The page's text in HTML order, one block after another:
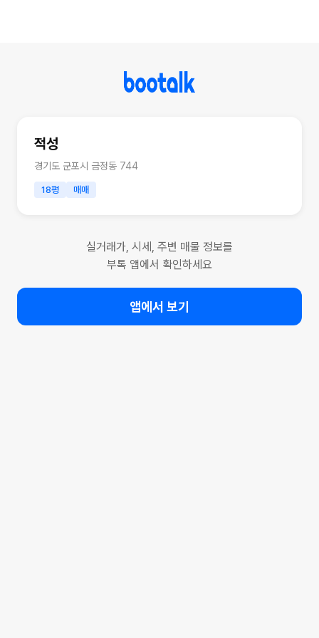
적성
경기도 군포시 금정동 744
18평 매매
실거래가, 시세, 주변 매물 정보를
부톡 앱에서 확인하세요
앱에서 보기